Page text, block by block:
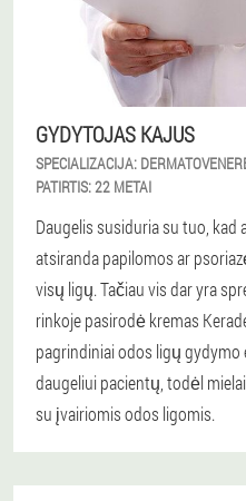
GYDYTOJAS KAJUS
SPECIALIZACIJA:
PATIRTIS:22 METAI
Daugelis susiduria su tuo, kad
atsiranda papilomos ar
visų ligų. Tačiau vis dar yra
rinkoje pasirodė kremas
pagrindiniai odos ligų gydymo
daugeliui pacientų, todėl
su įvairiomis odos ligomis.